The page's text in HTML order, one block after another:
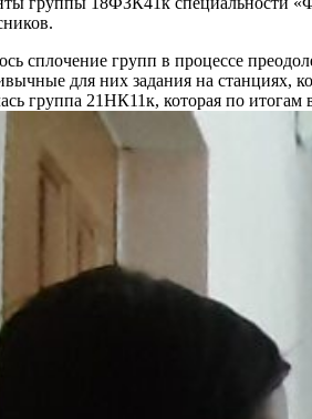
сплочение групп в процессе
для них задания на станциях,
группа 21НК11к, которая по